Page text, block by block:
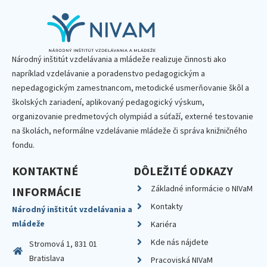
Národný inštitút vzdelávania a mládeže realizuje činnosti ako
napríklad vzdelávanie a poradenstvo pedagogickým a
nepedagogickým zamestnancom, metodické usmerňovanie škôl a
školských zariadení, aplikovaný pedagogický výskum,
organizovanie predmetových olympiád a súťaží, externé testovanie
na školách, neformálne vzdelávanie mládeže či správa knižničného
fondu.
KONTAKTNÉ
INFORMÁCIE
Národný inštitút vzdelávania a
mládeže
Stromová 1, 831 01
Bratislava
DÔLEŽITÉ ODKAZY
Základné informácie o NIVaM
Kontakty
Kariéra
Kde nás nájdete
Pracoviská NIVaM